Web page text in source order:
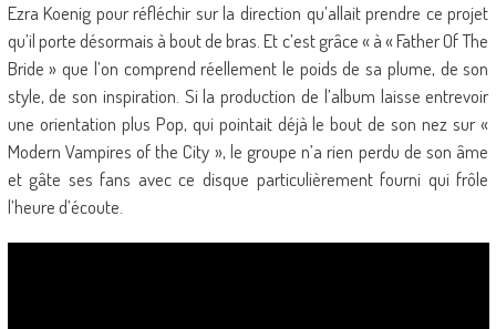
Ezra Koenig pour réfléchir sur la direction qu’allait prendre ce projet
qu’il porte désormais à bout de bras. Et c’est grâce « à « Father Of The
Bride » que l’on comprend réellement le poids de sa plume, de son
style, de son inspiration. Si la production de l’album laisse entrevoir
une orientation plus Pop, qui pointait déjà le bout de son nez sur «
Modern Vampires of the City », le groupe n’a rien perdu de son âme
et gâte ses fans avec ce disque particulièrement fourni qui frôle
l’heure d’écoute.